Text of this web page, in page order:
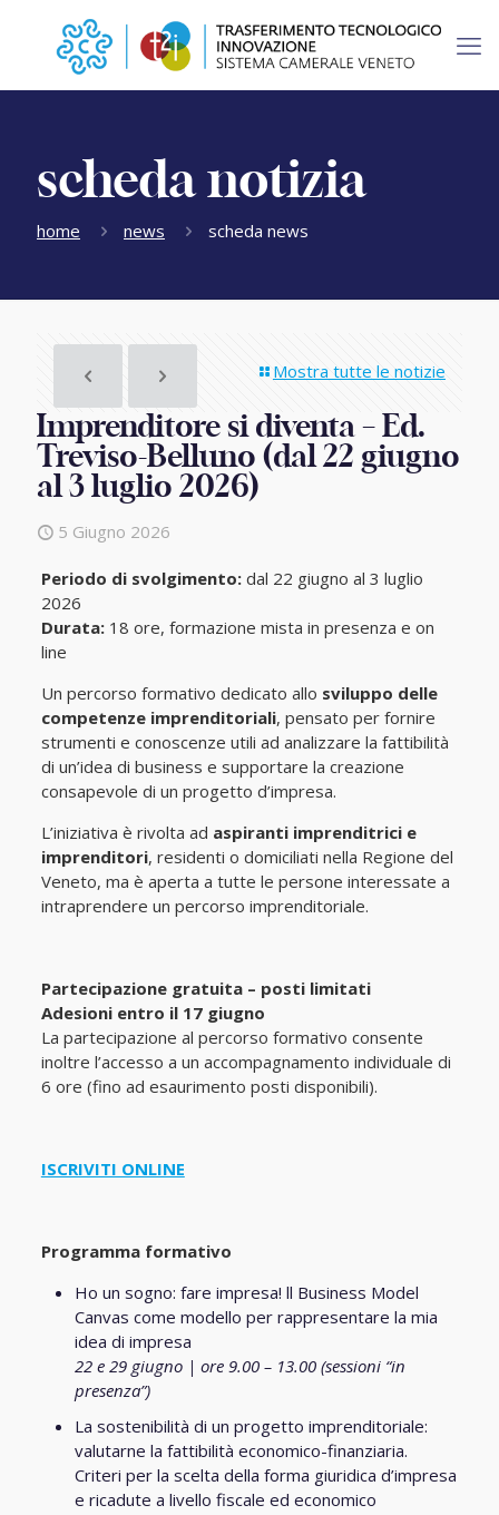
scheda notizia
home news scheda news
Mostra tutte le notizie
Imprenditore si diventa – Ed.
Treviso-Belluno (dal 22 giugno
al 3 luglio 2026)
5 Giugno 2026
Periodo di svolgimento:dal 22 giugno al 3 luglio
2026
Durata:18 ore, formazione mista in presenza e on
line
Un percorso formativo dedicato allo sviluppo delle
competenze imprenditoriali, pensato per fornire
strumenti e conoscenze utili ad analizzare la fattibilità
di un’idea di business e supportare la creazione
consapevole di un progetto d’impresa.
L’iniziativa è rivolta ad aspiranti imprenditrici e
imprenditori, residenti o domiciliati nella Regione del
Veneto, ma è aperta a tutte le persone interessate a
intraprendere un percorso imprenditoriale.
Partecipazione gratuita – posti limitati
Adesioni entro il 17 giugno
La partecipazione al percorso formativo consente
inoltre l’accesso a un accompagnamento individuale di
6 ore (fino ad esaurimento posti disponibili).
ISCRIVITI ONLINE
Programma formativo
Ho un sogno: fare impresa! ll Business Model
Canvas come modello per rappresentare la mia
idea di impresa
22 e 29 giugno | ore 9.00 – 13.00 (sessioni “in
presenza”)
La sostenibilità di un progetto imprenditoriale:
valutarne la fattibilità economico-finanziaria.
Criteri per la scelta della forma giuridica d’impresa
e ricadute a livello fiscale ed economico